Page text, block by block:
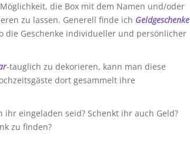
die Box mit dem Namen und/oder
zu lassen. Generell finde ich Geldgeschenke
die Geschenke individueller und persönlicher
-tauglich zu dekorieren, kann man diese
dort gesammelt ihre
eingeladen seid? Schenkt ihr auch Geld?
zu finden?